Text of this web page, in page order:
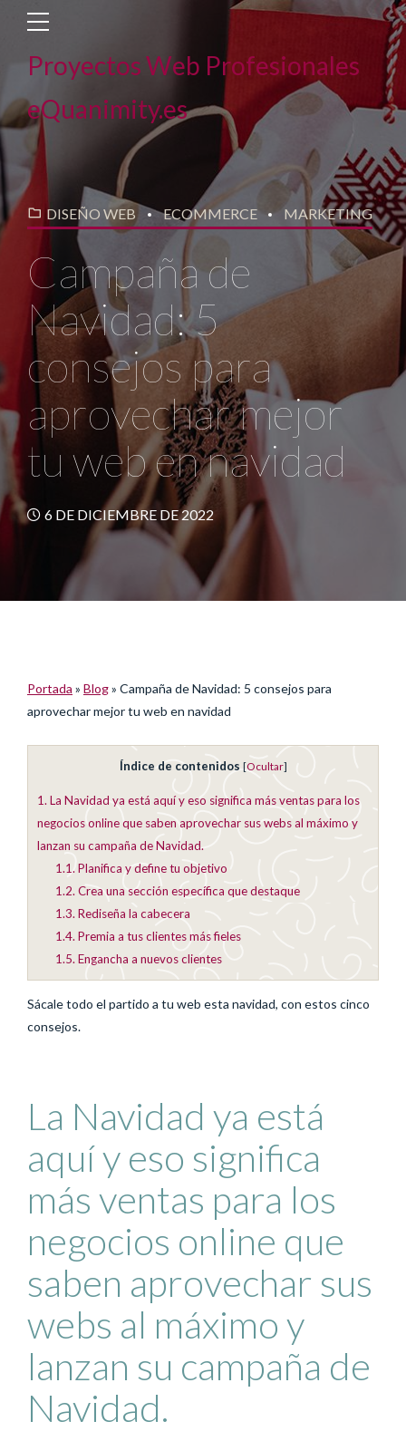
Proyectos Web Profesionales
eQuanimity.es
DISEÑO WEB ECOMMERCE MARKETING
Campaña de
Navidad: 5
consejos para
aprovechar mejor
tu web en navidad
6 DE DICIEMBRE DE 2022
Portada » Blog» Campaña de Navidad: 5 consejos para
aprovechar mejor tu web en navidad
Índice de contenidos [Ocultar]
1. La Navidad ya está aquí y eso significa más ventas para los
negocios online que saben aprovechar sus webs al máximo y
lanzan su campaña de Navidad.
1.1.Planifica y define tu objetivo
1.2. Crea una sección específica que destaque
1.3. Rediseña la cabecera
1.4. Premia a tus clientes más fieles
1.5. Engancha a nuevos clientes
Sácale todo el partido a tu web esta navidad, con estos cinco
consejos.
La Navidad ya está
aquí y eso significa
más ventas para los
negocios online que
saben aprovechar sus
webs al máximo y
lanzan su campaña de
Navidad.